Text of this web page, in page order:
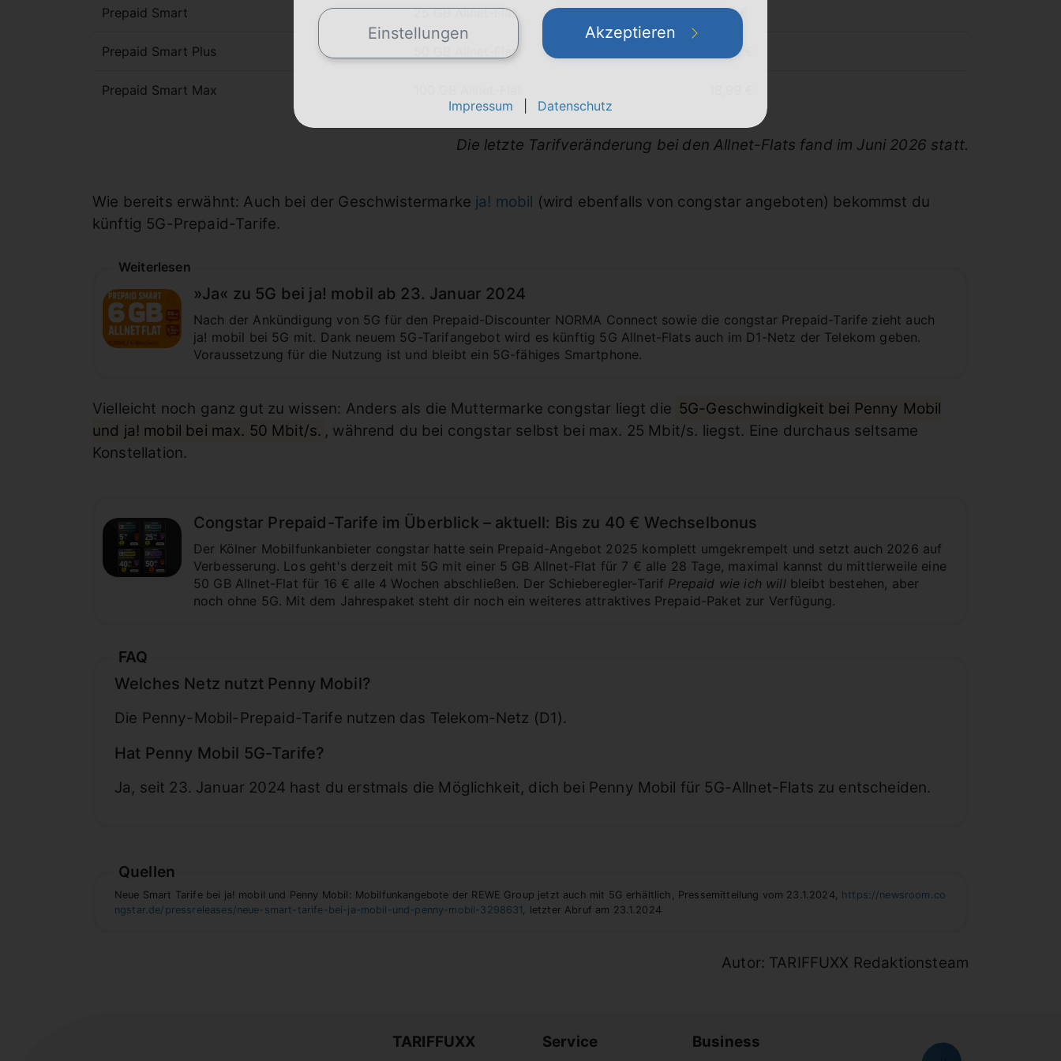
Prepaid Smart 25 GB Allnet-Flat 8,99 €
Prepaid Smart Plus 50 GB Allnet-Flat 13,99 €
Prepaid Smart Max
Die letzte Tarifveränderung bei den Allnet-Flats fand im Juni 2026 statt.
Wie bereits erwähnt: Auch bei der Geschwistermarke ja! mobil (wird ebenfalls von congstar angeboten) bekommst du
künftig 5G-Prepaid-Tarife.
Weiterlesen
»Ja« zu 5G bei ja! mobil ab 23. Januar 2024
Nach der Ankündigung von 5G für den Prepaid-Discounter NORMA Connect sowie die congstar Prepaid-Tarife zieht auch
ja! mobil bei 5G mit. Dank neuem 5G-Tarifangebot wird es künftig 5G Allnet-Flats auch im D1-Netz der Telekom geben.
Voraussetzung für die Nutzung ist und bleibt ein 5G-fähiges Smartphone.
Vielleicht noch ganz gut zu wissen: Anders als die Muttermarke congstar liegt die 5G-Geschwindigkeit bei Penny Mobil
und ja! mobil bei max. 50 Mbit/s. , während du bei congstar selbst bei max. 25 Mbit/s. liegst. Eine durchaus seltsame
Konstellation.
Congstar Prepaid-Tarife im Überblick – aktuell: Bis zu 40 € Wechselbonus
Der Kölner Mobilfunkanbieter congstar hatte sein Prepaid-Angebot 2025 komplett umgekrempelt und setzt auch 2026 auf
Verbesserung. Los geht's derzeit mit 5G mit einer 5 GB Allnet-Flat für 7 € alle 28 Tage, maximal kannst du mittlerweile eine
50 GB Allnet-Flat für 16 € alle 4 Wochen abschließen. Der Schieberegler-Tarif Prepaid wie ich willbleibt bestehen, aber
noch ohne 5G. Mit dem Jahrespaket steht dir noch ein weiteres attraktives Prepaid-Paket zur Verfügung.
FAQ
Welches Netz nutzt Penny Mobil?
Die Penny-Mobil-Prepaid-Tarife nutzen das Telekom-Netz (D1).
Hat Penny Mobil 5G-Tarife?
Ja, seit 23. Januar 2024 hast du erstmals die Möglichkeit, dich bei Penny Mobil für 5G-Allnet-Flats zu entscheiden.
Quellen
Neue Smart Tarife bei ja! mobil und Penny Mobil: Mobilfunkangebote der REWE Group jetzt auch mit 5G erhältlich, Pressemitteilung vom 23.1.2024, https://newsroom.co
ngstar.de/pressreleases/neue-smart-tarife-bei-ja-mobil-und-penny-mobil-3298631, letzter Abruf am 23.1.2024
Autor: TARIFFUXX Redaktionsteam
TARIFFUXX Service Business
Einstellungen Akzeptieren
Impressum Datenschutz